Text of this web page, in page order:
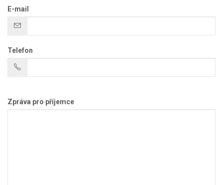
E-mail
Telefon
Zpráva pro příjemce